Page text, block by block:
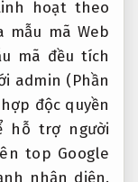
hoạt theo
mẫu mã Web
mã đều tích
admin (Phần
độc quyền
hỗ trợ người
top Google
nhận diện.